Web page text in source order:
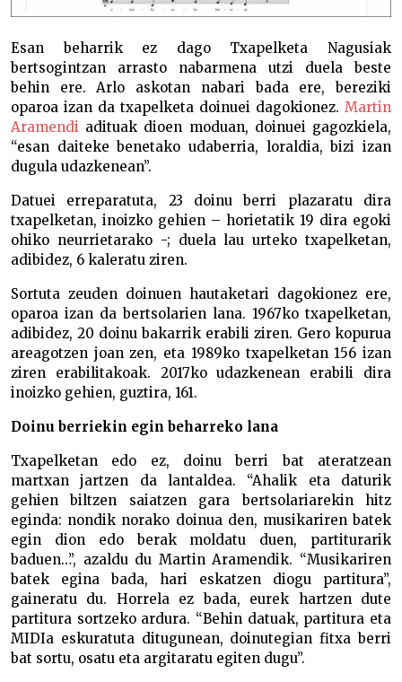
Esan beharrik ez dago Txapelketa Nagusiak
bertsogintzan arrasto nabarmena utzi duela beste
behin ere. Arlo askotan nabari bada ere, bereziki
oparoa izan da txapelketa doinuei dagokionez. Martin
Aramendi adituak dioen moduan, doinuei gagozkiela,
“esan daiteke benetako udaberria, loraldia, bizi izan
dugula udazkenean”.
Datuei erreparatuta, 23 doinu berri plazaratu dira
txapelke­tan, inoizko gehien – horietatik 19 dira egoki
ohiko neurrietarako -; duela lau urteko txapelketan,
adibidez, 6 kaleratu ziren.
Sortuta zeuden doinuen hautaketari dagokionez ere,
oparoa izan da bertsolarien lana. 1967ko txapelketan,
adibidez, 20 doinu bakarrik erabili ziren. Gero kopurua
areagotzen joan zen, eta 1989ko txapelketan 156 izan
ziren erabilitakoak. 2017ko udazkenean erabili dira
inoizko gehien, guztira, 161.
Doinu berriekin egin beharreko lana
Txapelketan edo ez, doinu berri bat ateratzean
martxan jartzen da lantaldea. “Ahalik eta daturik
gehien biltzen saiat­zen gara bertsolariarekin hitz
eginda: nondik norako doinua den, musikariren batek
egin dion edo berak moldatu duen, partiturarik
baduen…”, azaldu du Martin Aramendik. “Mu­sikariren
batek egina bada, hari eskatzen diogu partitura”,
gaineratu du. Horrela ez bada, eurek hartzen dute
partitura sortzeko ardura. “Behin datuak, partitura eta
MIDIa eskura­tuta ditugunean, doinutegian fitxa berri
bat sortu, osatu eta argitaratu egiten dugu”.